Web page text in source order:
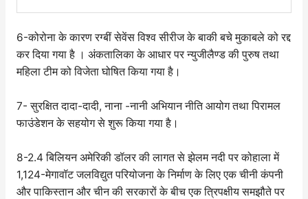
6-कोरोना के कारण रग्बीं सेवेंस विश्व सीरीज के बाकी बचे मुकाबले को रद्द
कर दिया गया है । अंकतालिका के आधार पर न्युजीलैण्ड की पुरुष तथा
महिला टीम को विजेता घोषित किया गया है।
7- सुरक्षित दादा-दादी, नाना -नानी अभियान नीति आयोग तथा पिरामल
फाउंडेशन के सहयोग से शुरू किया गया है।
8-2.4 बिलियन अमेरिकी डॉलर की लागत से झेलम नदी पर कोहाला में
1,124-मेगावॉट जलविद्युत परियोजना के निर्माण के लिए एक चीनी कंपनी
और पाकिस्तान और चीन की सरकारों के बीच एक त्रिपक्षीय समझौते पर